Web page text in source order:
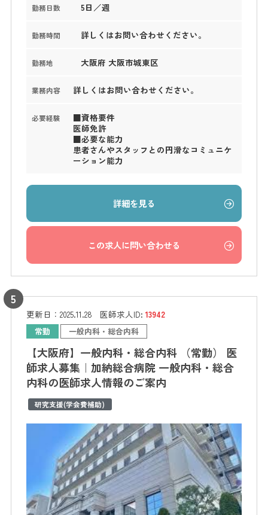
勤務日数 5日／週
勤務時間 詳しくはお問い合わせください。
勤務地 大阪府 大阪市城東区
業務内容 詳しくはお問い合わせください。
必要経験
■資格要件
医師免許
■必要な能力
患者さんやスタッフとの円滑なコミュニケ
ーション能力
詳細を見る
この求人に問い合わせる
更新日： 2025.11.28 医師求人ID:13942
常勤 一般内科・総合内科
【大阪府】一般内科・総合内科 （常勤） 医
師求人募集｜加納総合病院 一般内科・総合
内科の医師求人情報のご案内
研究支援(学会費補助)